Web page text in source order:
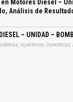
Comienzo
Bobina, Muelle
del Muelle
Motores Diesel –
Análisis de
– UNIDAD –